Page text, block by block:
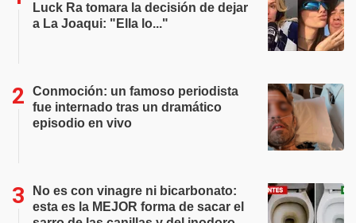
Luck Ra tomara la decisión de dejar
a La Joaqui: "Ella lo..."
Conmoción: un famoso periodista
fue internado tras un dramático
episodio en vivo
No es con vinagre ni bicarbonato:
esta es la MEJOR forma de sacar el